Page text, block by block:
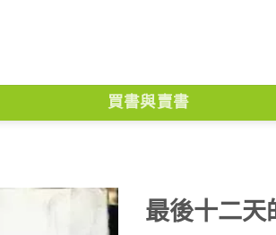
買書與賣書
最後十二天